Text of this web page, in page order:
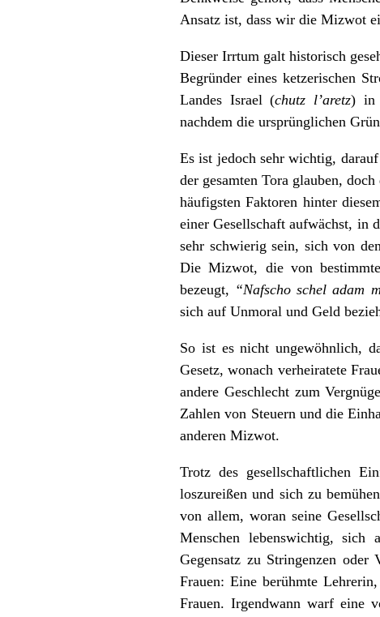
Ansatz ist, dass wir die Mizwot
Dieser Irrtum galt historisch
Begründer eines ketzerischen
Landes Israel (chutz l’aretz) in
nachdem die ursprünglichen
Es ist jedoch sehr wichtig,
der gesamten Tora glauben,
häufigsten Faktoren hinter
einer Gesellschaft aufwächst, in
sehr schwierig sein, sich von
Die Mizwot, die von
bezeugt, “Nafscho schel adam
sich auf Unmoral und Geld
So ist es nicht ungewöhnlich,
Gesetz, wonach verheiratete
andere Geschlecht zum
Zahlen von Steuern und die
anderen Mizwot.
Trotz des gesellschaftlichen
loszureißen und sich zu
von allem, woran seine
Menschen lebenswichtig,
Gegensatz zu Stringenzen
Frauen: Eine berühmte
Frauen. Irgendwann warf eine